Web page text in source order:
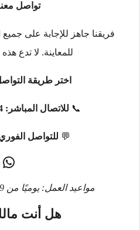
تواصل
فريقنا جاهز للإجابة على
للمعاينة. لا تدع
اختر طريقة
📞 للاتصال المباشر:
💬 للتواصل
مواعيد العمل: يوميًا من 9 صباحًا حتى 9 مساءً.
هل أنت